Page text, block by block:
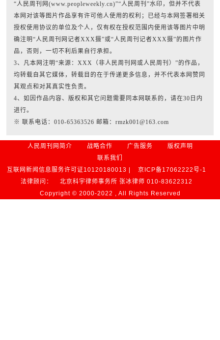
“人民周刊网(www.peopleweekly.cn)”“人民周刊”水印，但并不代表
本网对该等图片作品享有许可他人使用的权利；已经与本网签署相关
授权使用协议的单位及个人，仅有权在授权范围内使用该等图片中明
确注明“人民周刊网记者XXX摄”或“人民周刊记者XXX摄”的图片作
品，否则，一切不利后果自行承担。
3、凡本网注明“来源：XXX（非人民周刊网或人民周刊）”的作品，
均转载自其它媒体，转载目的在于传递更多信息，并不代表本网赞同
其观点和对其真实性负责。
4、如因作品内容、版权和其它问题需要同本网联系的，请在30日内
进行。
※ 联系电话：010-65363526 邮箱：rmzk001@163.com
人民周刊网简介 战略合作 广告服务
版权声明
联系我们
互联网新闻信息服务许可证10120180013 |
京ICP备17062222号-1
法律顾问：
北京科宇律师事务所 张冰律师 010-83622312
Copyright © 2000-2022 , All Rights Reserved